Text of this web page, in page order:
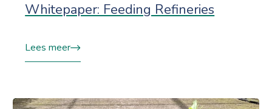
Whitepaper: Feeding Refineries
Lees meer